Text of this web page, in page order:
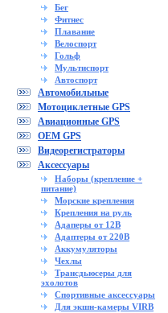
Бег
Фитнес
Плавание
Велоспорт
Гольф
Мультиспорт
Автоспорт
Автомобильные
Мотоциклетные GPS
Авиационные GPS
OEM GPS
Видеорегистраторы
Аксессуары
Наборы (крепление +
питание)
Морские крепления
Крепления на руль
Адаперы от 12В
Адаптеры от 220В
Аккумуляторы
Чехлы
Трансдьюсеры для
эхолотов
Спортивные аксессуары
Для экшн-камеры VIRB